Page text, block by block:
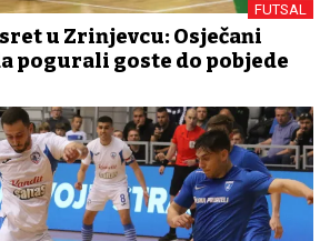
FUTSAL
u Zrinjevcu: Osječani
pogurali goste do pobjede